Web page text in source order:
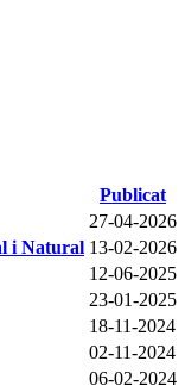
Publicat
27-04-2026
i Natural 13-02-2026
12-06-2025
23-01-2025
18-11-2024
02-11-2024
06-02-2024